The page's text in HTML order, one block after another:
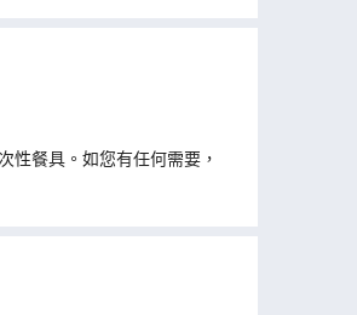
性餐具。如您有任何需要，